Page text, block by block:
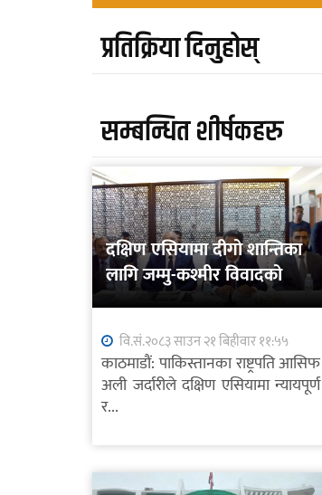
प्रतिक्रिया दिनुहोस्
सम्बन्धित शीर्षकहरु
दक्षिण एसियामा दीगो शान्तिका
लागि जम्मु-कश्मीर विवादको
शान्तिपूर्ण समाधान आवश्यक
वि.सं.२०८३ साउन २१ बिहीवार ११:५५
काठमाडौं: पाकिस्तानका राष्ट्रपति आसिफ
अली जर्दारीले दक्षिण एसियामा न्यायपूर्ण
र...